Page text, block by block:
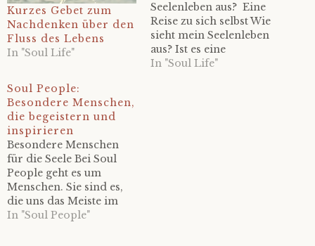
Kurzes Gebet zum
Nachdenken über den
Fluss des Lebens
In "Soul Life"
Seelenleben aus? Eine
Reise zu sich selbst Wie
sieht mein Seelenleben
aus? Ist es eine
aufregende Reise zu mir
In "Soul Life"
Soul People:
Besondere Menschen,
die begeistern und
inspirieren
Besondere Menschen
für die Seele Bei Soul
People geht es um
Menschen. Sie sind es,
die uns das Meiste im
Leben beibringen – auch
In "Soul People"